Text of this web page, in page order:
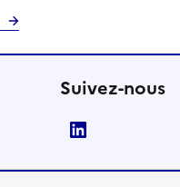
Suivez-nous